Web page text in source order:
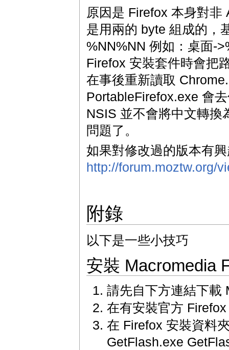
原因是 Firefox 本身對
是用兩的 byte 組成的，
%NN%NN 例如：桌面-
Firefox 安裝套件時會把
在事後重新讀取
PortableFirefox.exe 會
NSIS 並不會將中文轉換
問題了。
如果對修改過的版本有
http://forum.moztw.org/
附錄
以下是一些小技巧
安裝 Macromedia
請先自下方連結下
在有安裝官方
在 Firefox 安裝資料
GetFlash.exe